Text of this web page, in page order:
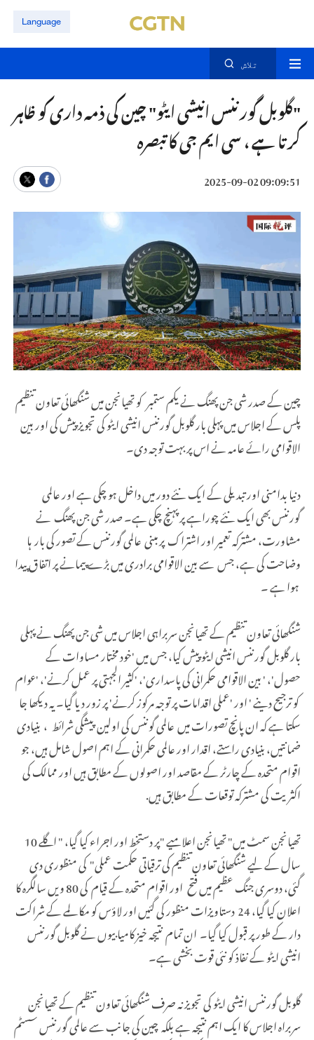
Language
تلاش
"گلوبل گورننس انیشی ایٹو" چین کی ذمہ داری کو ظاہر
کرتا ہے ، سی ایم جی کا تبصرہ
09:09:51 2025-09-02
چین کے صدر شی جن پھنگ نے یکم ستمبر کو تھیانجن میں شنگھائی تعاون تنظیم
پلس کے اجلاس میں پہلی بار گلوبل گورننس انیشی ایٹو کی تجویز پیش کی اور بین
الاقوامی رائے عامہ نے اس پر بہت توجہ دی۔
دنیا بدامنی اور تبدیلی کے ایک نئے دور میں داخل ہو چکی ہے اور عالمی
گورننس بھی ایک نئے چوراہے پر پہنچ چکی ہے۔ صدر شی جن پھنگ نے
مشاورت، مشترکہ تعمیر اور اشتراک پر مبنی عالمی گورننس کے تصور کی بار ہا
وضاحت کی ہے، جس سے بین الاقوامی برادری میں بڑے پیمانے پر اتفاق پیدا
ہوا ہے ۔
شنگھائی تعاون تنظیم کے تھیانجن سربراہی اجلاس میں شی جن پھنگ نے پہلی
بار گلوبل گورننس انیشی ایٹو پیش کیا، جس میں 'خود مختار مساوات کے
حصول'، ' بین الاقوامی حکمرانی کی پاسداری'، 'کثیر الجہتی پر عمل کرنے'، 'عوام
کو ترجیح دینے ' اور 'عملی اقدامات پر توجہ مرکوز کرنے' پر زور دیا گیا۔ یہ دیکھا جا
سکتا ہے کہ ان پانچ تصورات میں عالمی گوننس کی اولین پیشگی شرائط ، بنیادی
ضمانتیں، بنیادی راستے، اقدار اور عالمی حکمرانی کے اہم اصول شامل ہیں، جو
اقوام متحدہ کے چارٹر کے مقاصد اور اصولوں کے مطابق ہیں اور ممالک کی
اکثریت کی مشترکہ توقعات کے مطابق ہیں.
تھیانجن سمٹ میں" تھیانجن اعلامیے "پر دستخط اور اجراء کیا گیا، " اگلے 10
سال کے لیے شنگھائی تعاون تنظیم کی ترقیاتی حکمت عملی" کی منظوری دی
گئی، دوسری جنگ عظیم میں فتح اور اقوام متحدہ کے قیام کی 80 ویں سالگرہ کا
اعلان کیا گیا، 24 دستاویزات منظور کی گئیں اور لاؤس کو مکالمے کے شراکت
دار کے طور پر قبول کیا گیا۔ ان تمام نتیجہ خیز کامیابیوں نے گلوبل گورننس
انیشی ایٹو کے نفاذ کو نئی قوت بخشی ہے۔
گلوبل گورننس انیشی ایٹو کی تجویز نہ صرف شنگھائی تعاون تنظیم کے تھیانجن
سربراہ اجلاس کا ایک اہم نتیجہ ہے بلکہ چین کی جانب سے عالمی گورننس سسٹم